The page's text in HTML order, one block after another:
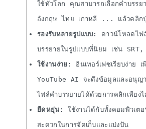
ใช้ทั่วโลก คุณสามารถเลือกคำบรร
อังกฤษ ไทย เกาหลี ... แล้วคลิก
รองรับหลายรูปแบบ:
ดาวน์โหลดไฟ
บรรยายในรูปแบบที่นิยม เช่น
ใช้งานง่าย:
อินเทอร์เฟซเรียบง่าย เ
YouTube AI จะดึงข้อมูลและอนุญ
ไฟล์คำบรรยายได้ด้วยการคลิกเพียง
ยืดหยุ่น:
ใช้งานได้กับทั้งคอมพิวเต
สะดวกในการจัดเก็บและแบ่งปัน